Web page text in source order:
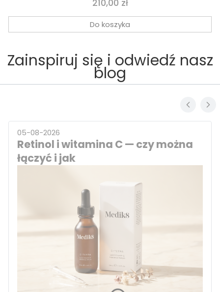
210,00 zł
Do koszyka
Zainspiruj się i odwiedź nasz
blog
05-08-2026
Retinol i witamina C — czy można
łączyć i jak